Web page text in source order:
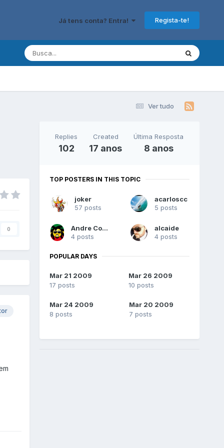
Já tens conta? Entra! Regista-te!
Ver tudo
0
Replies
102
Created
17 anos
Última Resposta
8 anos
TOP POSTERS IN THIS TOPIC
joker
57 posts
acarloscc
5 posts
Andre Correia
4 posts
alcaide
4 posts
POPULAR DAYS
Mar 21 2009
17 posts
Mar 26 2009
10 posts
Mar 24 2009
8 posts
Mar 20 2009
7 posts